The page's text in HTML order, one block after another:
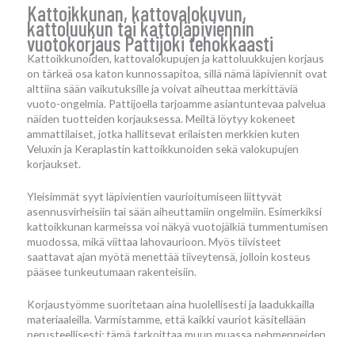
Kattoikkunan, kattovalokuvun,
kattoluukun tai kattoläpiviennin
vuotokorjaus Pattijoki tehokkaasti
Kattoikkunoiden, kattovalokupujen ja kattoluukkujen korjaus
on tärkeä osa katon kunnossapitoa, sillä nämä läpiviennit ovat
alttiina sään vaikutuksille ja voivat aiheuttaa merkittäviä
vuoto-ongelmia. Pattijoella tarjoamme asiantuntevaa palvelua
näiden tuotteiden korjauksessa. Meiltä löytyy kokeneet
ammattilaiset, jotka hallitsevat erilaisten merkkien kuten
Veluxin ja Keraplastin kattoikkunoiden sekä valokupujen
korjaukset.
Yleisimmät syyt läpivientien vaurioitumiseen liittyvät
asennusvirheisiin tai sään aiheuttamiin ongelmiin. Esimerkiksi
kattoikkunan karmeissa voi näkyä vuotojälkiä tummentumisen
muodossa, mikä viittaa lahovaurioon. Myös tiivisteet
saattavat ajan myötä menettää tiiveytensä, jolloin kosteus
pääsee tunkeutumaan rakenteisiin.
Korjaustyömme suoritetaan aina huolellisesti ja laadukkailla
materiaaleilla. Varmistamme, että kaikki vauriot käsitellään
perusteellisesti; tämä tarkoittaa muun muassa pehmenneiden